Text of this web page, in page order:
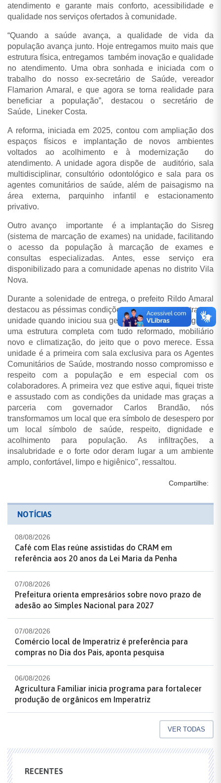
atendimento e garante mais conforto, acessibilidade e
qualidade nos serviços ofertados à comunidade.
“Quando a saúde avança, a qualidade de vida da
população avança junto. Hoje entregamos muito mais que
estrutura física, entregamos também inovação e qualidade
no atendimento. Uma obra sonhada e iniciada com o
trabalho do nosso ex-secretário de Saúde, vereador
Flamarion Amaral, e que agora se torna realidade para
beneficiar a população”, destacou o secretário de
Saúde, Lineker Costa.
A reforma, iniciada em 2025, contou com ampliação dos
espaços físicos e implantação de novos ambientes
voltados ao acolhimento e à modernização do
atendimento. A unidade agora dispõe de auditório, sala
multidisciplinar, consultório odontológico e sala para os
agentes comunitários de saúde, além de paisagismo na
área externa, parquinho infantil e estacionamento
privativo.
Outro avanço importante é a implantação do Sisreg
(sistema de marcação de exames) na unidade, facilitando
o acesso da população à marcação de exames e
consultas especializadas. Antes, esse serviço era
disponibilizado para a comunidade apenas no distrito Vila
Nova.
Durante a solenidade de entrega, o prefeito Rildo Amaral
destacou as péssimas condições em que se encontrava a
unidade quando iniciou sua gestão. "Estamos entregando
uma estrutura completa com tudo reformado, mobiliário
novo e climatização, do jeito que o povo merece. Essa
unidade é a primeira com sala exclusiva para os Agentes
Comunitários de Saúde, mostrando nosso compromisso e
respeito com a população e em especial com os
colaboradores. A primeira vez que estive aqui, fiquei triste
e assustado com as condições da unidade mas graças a
parceria com governador Carlos Brandão, nós
transformamos um local que era símbolo de desespero por
um local símbolo de saúde, respeito, dignidade e
acolhimento para população. As infiltrações, a
insalubridade e o forte odor deram lugar a um ambiente
amplo, confortável, limpo e higiênico", ressaltou.
Compartilhe:
NOTÍCIAS
08/08/2026
Café com Elas reúne assistidas do CRAM em
referência aos 20 anos da Lei Maria da Penha
07/08/2026
Prefeitura orienta empresários sobre novo prazo de
adesão ao Simples Nacional para 2027
07/08/2026
Comércio local de Imperatriz é preferência para
compras no Dia dos Pais, aponta pesquisa
06/08/2026
Agricultura Familiar inicia programa para fortalecer
produção de orgânicos em Imperatriz
VER TODAS
RECENTES